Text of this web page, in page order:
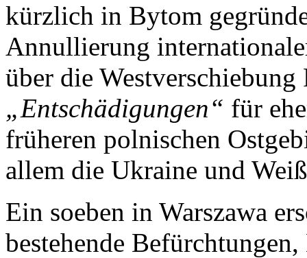
kürzlich in Bytom
Annullierung
über die
„Entschädigungen“ für
früheren polnischen
allem die Ukraine und
Ein soeben in Warszawa
bestehende